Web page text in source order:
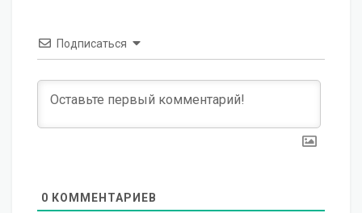
Подписаться
0 КОММЕНТАРИЕВ